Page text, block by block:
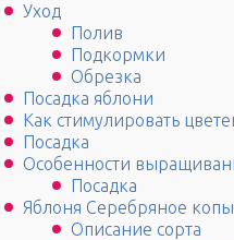
Уход
Полив
Подкормки
Обрезка
Посадка яблони
Как стимулировать
Посадка
Особенности
Посадка
Яблоня Серебряное
Описание сорта